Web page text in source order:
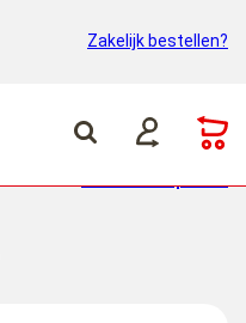
Zakelijk bestellen?